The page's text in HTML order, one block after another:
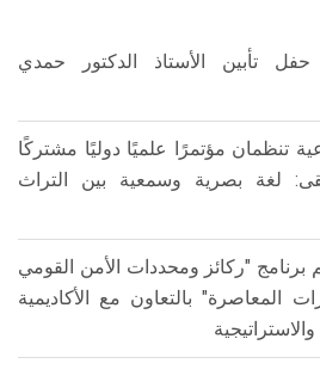
تأبين الأستاذ الدكتور حمدي
تنظمان مؤتمرًا علميًا دوليًا مشتركًا
لغة بصرية وسمعية بين التراث
"ركائز ومحددات الأمن القومي
المعاصرة" بالتعاون مع الأكاديمية